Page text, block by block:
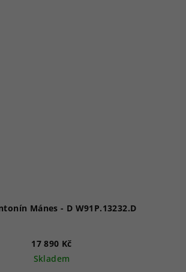
Mánes - D W91P.13232.D
17 890 Kč
Skladem